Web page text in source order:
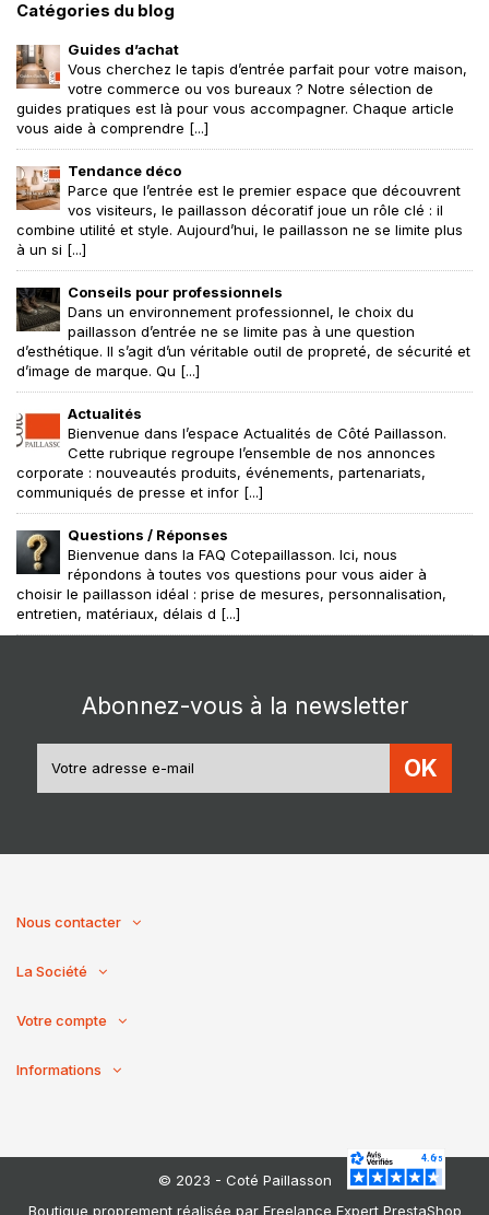
Catégories du blog
Guides d’achat
Vous cherchez le tapis d’entrée parfait pour votre maison,
votre commerce ou vos bureaux ? Notre sélection de
guides pratiques est là pour vous accompagner. Chaque article
vous aide à comprendre [...]
Tendance déco
Parce que l’entrée est le premier espace que découvrent
vos visiteurs, le paillasson décoratif joue un rôle clé : il
combine utilité et style. Aujourd’hui, le paillasson ne se limite plus
à un si [...]
Conseils pour professionnels
Dans un environnement professionnel, le choix du
paillasson d’entrée ne se limite pas à une question
d’esthétique. Il s’agit d’un véritable outil de propreté, de sécurité et
d’image de marque. Qu [...]
Actualités
Bienvenue dans l’espace Actualités de Côté Paillasson.
Cette rubrique regroupe l’ensemble de nos annonces
corporate : nouveautés produits, événements, partenariats,
communiqués de presse et infor [...]
Questions / Réponses
Bienvenue dans la FAQ Cotepaillasson. Ici, nous
répondons à toutes vos questions pour vous aider à
choisir le paillasson idéal : prise de mesures, personnalisation,
entretien, matériaux, délais d [...]
Abonnez-vous à la newsletter
OK
Nous contacter
La Société
Votre compte
Informations
© 2023 - Coté Paillasson
Boutique proprement réalisée par Freelance Expert PrestaShop